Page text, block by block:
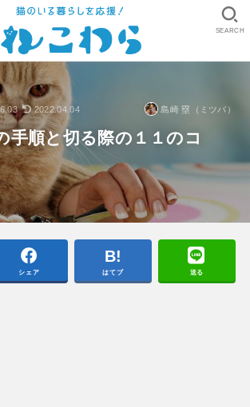
SEARCH
2022.04.04 島崎 塁（ミツバ）
手順と切る際の１１のコ
シェア はてブ 送る